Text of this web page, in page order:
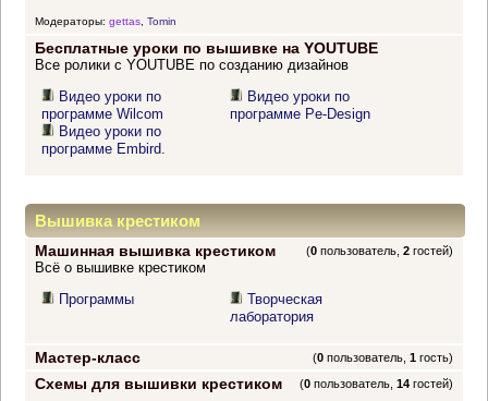
Модераторы: gettas, Tomin
Бесплатные уроки по вышивке на YOUTUBE
Все ролики с YOUTUBE по созданию дизайнов
Видео уроки по
программе Wilcom
Видео уроки по
программе Embird.
Видео уроки по
программе Pe-Design
Вышивка крестиком
Машинная вышивка крестиком (0 пользователь,2 гостей)
Всё о вышивке крестиком
Программы
Творческая
лаборатория
Мастер-класс (0 пользователь,1 гость)
Схемы для вышивки крестиком (0 пользователь,14 гостей)